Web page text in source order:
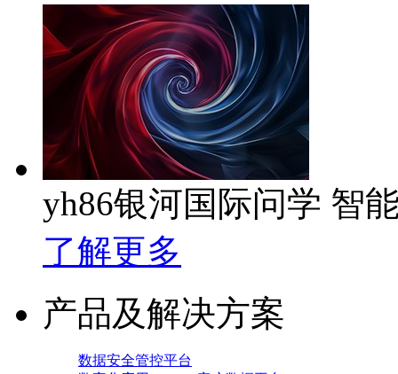
yh86银河国际问学 智
了解更多
产品及解决方案
数据安全管控平台